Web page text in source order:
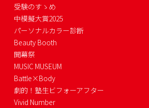
受験のすゝめ
中模擬大賞2025
パーソナルカラー診断
Beauty Booth
開幕祭
MUSIC MUSEUM
Battle×Body
劇的！塾生ビフォーアフター
Vivid Number